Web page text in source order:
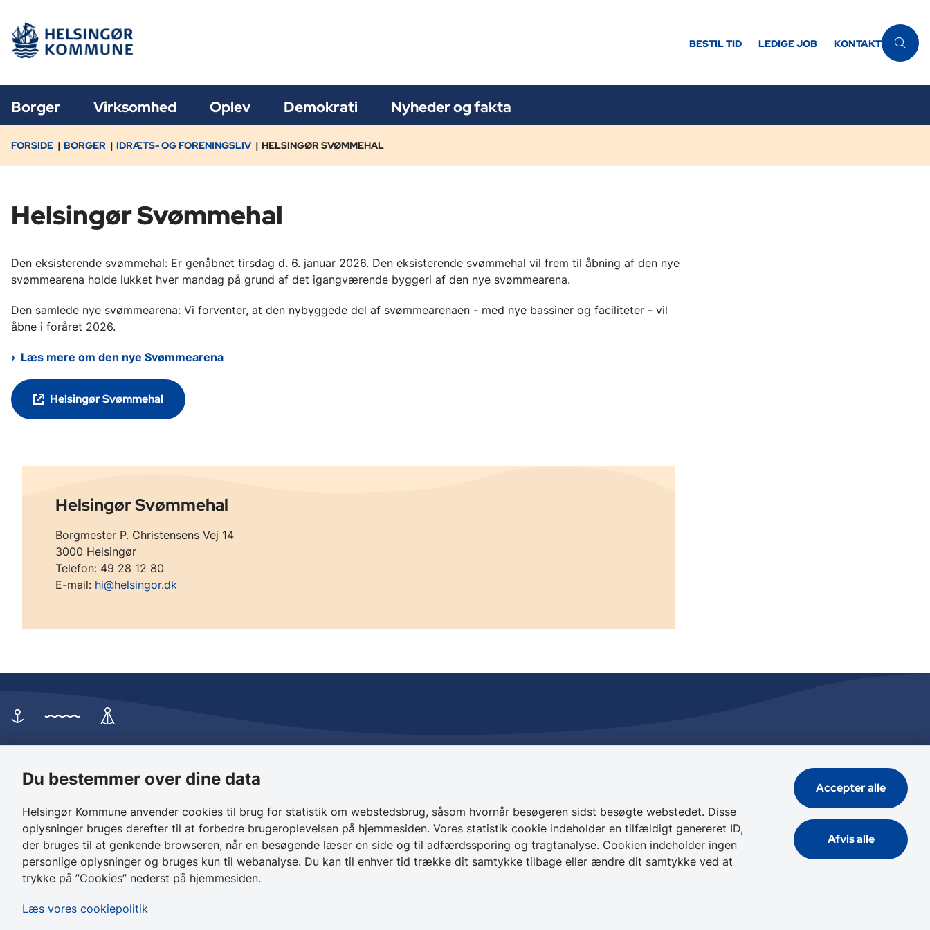
BESTIL TID LEDIGE JOB KONTAKT
Borger Virksomhed Oplev Demokrati Nyheder og fakta
FORSIDE BORGER IDRÆTS- OG FORENINGSLIV HELSINGØR SVØMMEHAL
Helsingør Svømmehal
Den eksisterende svømmehal: Er genåbnet tirsdag d. 6. januar 2026. Den eksisterende svømmehal vil frem til åbning af den nye
svømmearena holde lukket hver mandag på grund af det igangværende byggeri af den nye svømmearena.
Den samlede nye svømmearena: Vi forventer, at den nybyggede del af svømmearenaen - med nye bassiner og faciliteter - vil
åbne i foråret 2026.
Læs mere om den nye Svømmearena
Helsingør Svømmehal
Helsingør Svømmehal
Borgmester P. Christensens Vej 14
3000 Helsingør
Telefon: 49 28 12 80
E-mail: hi@helsingor.dk
Rådhuset
3000 Helsingør
Birkedalsvej 27
Skriv sikkert til
Helsingør Kommune
Tilgængelighedserklæring
Cookies
Databeskyttelse
Du bestemmer over dine data
Helsingør Kommune anvender cookies til brug for statistik om webstedsbrug, såsom hvornår besøgeren sidst besøgte webstedet. Disse
oplysninger bruges derefter til at forbedre brugeroplevelsen på hjemmesiden. Vores statistik cookie indeholder en tilfældigt genereret ID,
der bruges til at genkende browseren, når en besøgende læser en side og til adfærdssporing og tragtanalyse. Cookien indeholder ingen
personlige oplysninger og bruges kun til webanalyse. Du kan til enhver tid trække dit samtykke tilbage eller ændre dit samtykke ved at
trykke på ”Cookies” nederst på hjemmesiden.
Læs vores cookiepolitik
Accepter alle
Afvis alle